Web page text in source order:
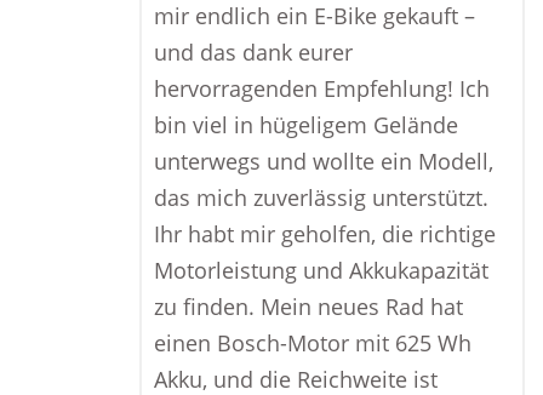
mir endlich ein E-Bike gekauft –
und das dank eurer
hervorragenden Empfehlung! Ich
bin viel in hügeligem Gelände
unterwegs und wollte ein Modell,
das mich zuverlässig unterstützt.
Ihr habt mir geholfen, die richtige
Motorleistung und Akkukapazität
zu finden. Mein neues Rad hat
einen Bosch-Motor mit 625 Wh
Akku, und die Reichweite ist